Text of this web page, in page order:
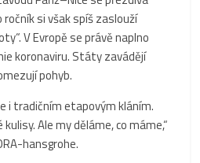
si však spíš zaslouží
V Evropě se právě naplno
koronaviru. Státy zavádějí
pohyb.
i tradičním etapovým kláním.
Ale my děláme, co máme,“
hansgrohe.